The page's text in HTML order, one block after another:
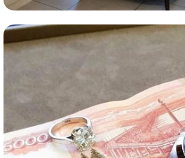
Комиссионная продажа